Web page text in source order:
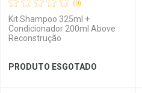
Ativar Desconto
(0)
Kit Shampoo 325ml +
Condicionador 200ml Above
Reconstrução
PRODUTO ESGOTADO